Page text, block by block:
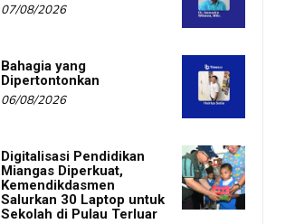
07/08/2026
Bahagia yang
Dipertontonkan
06/08/2026
Digitalisasi Pendidikan
Miangas Diperkuat,
Kemendikdasmen
Salurkan 30 Laptop untuk
Sekolah di Pulau Terluar